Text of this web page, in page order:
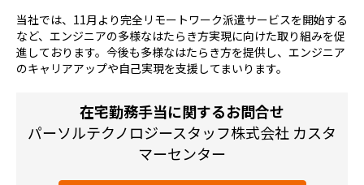
当社では、11月より完全リモートワーク派遣サービスを開始する
など、エンジニアの多様なはたらき方実現に向けた取り組みを促
進しております。今後も多様なはたらき方を提供し、エンジニア
のキャリアアップや自己実現を支援してまいります。
在宅勤務手当に関するお問合せ
パーソルテクノロジースタッフ株式会社 カスタ
マーセンター